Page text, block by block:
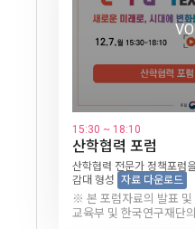
10:00~11:00
인공지능이 감정을 읽는다?
14:00~15:00
게임 기획자가 되기 : 리니
원격 수업 연수1 종이 학
15:30~16:00
원격 수업 영상편집
16:00~17:00
원격 수업 상호작용
17:00~17:30
14:00 ~ 17:00
제 4회 대학리빙랩
지속가능발전을 위한 대학
객들과 함께하는 양방향 소
14:00 ~ 17:00
제 1회 한국대학드
드론클래쉬 캠퍼스리
LINC+참여 대학 간 드론
16:00 ~ 18:00
2020 창업교육포럼
지역 창업 교육 생태계의
역량을 향상시키고 유관기
성화 도모
14:00 ~ 15:00
게임 기획자가 되기
14:00 ~ 15:00
스토리탤링의 이해
15:30 ~ 18:10
산학협력 포럼
산학협력 전문가 정책포럼
감대 형성 자료 다운로드
※ 본 포럼자료의 발표 및
교육부 및 한국연구재단
진로관련 명사강연
플레르 (유튜브 게임 크리
주제 : 유튜브 크리에이터 플
진로관련 명사강연
김대식 (KAIST 전기 및 전자
주제 : 뇌, 현실, 그리고 인공
15:30 ~ 16:30
폐회식 및 시상식
2020 산학협력 EXPO의
및 축하공연 진행